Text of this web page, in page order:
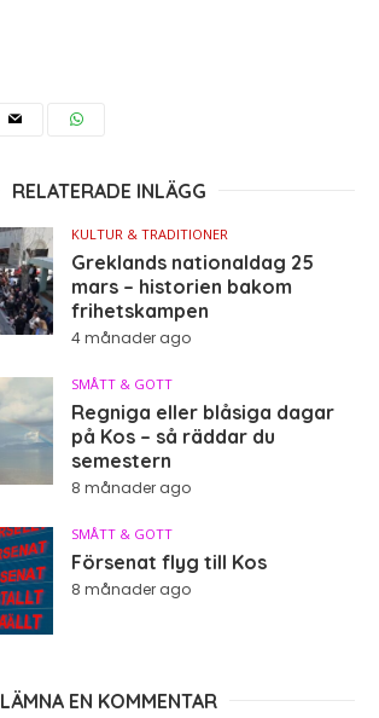
RELATERADE INLÄGG
KULTUR & TRADITIONER
Greklands nationaldag 25
mars – historien bakom
frihetskampen
4 månader ago
SMÅTT & GOTT
Regniga eller blåsiga dagar
på Kos – så räddar du
semestern
8 månader ago
SMÅTT & GOTT
Försenat flyg till Kos
8 månader ago
LÄMNA EN KOMMENTAR